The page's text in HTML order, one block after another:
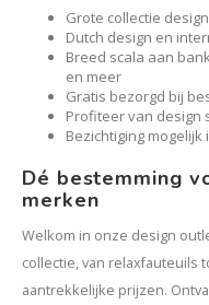
Tv-meubelen
Barkrukken
Eetkamerbanken
Grote collectie
Dutch design en
Breed scala aan
en meer
Gratis bezorgd bij
Profiteer van design
Bezichtiging
Dé bestemming
merken
Welkom in onze design
collectie, van relaxfauteuils
aantrekkelijke prijzen.